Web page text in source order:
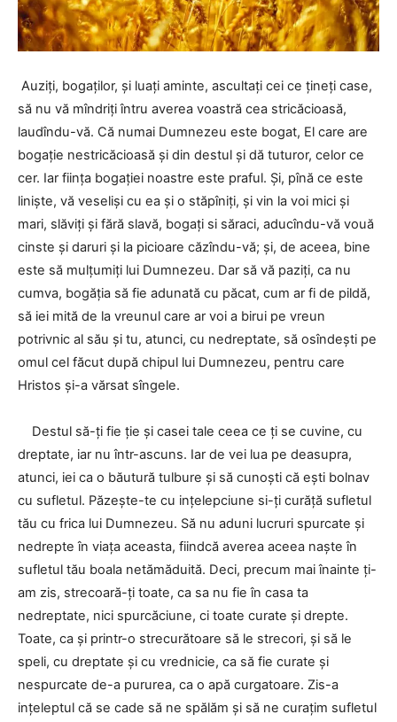
Auziți, bogaților, și luați aminte, ascultați cei ce țineți case,
să nu vă mîndriți întru averea voastră cea stricăcioasă,
laudîndu-vă. Că numai Dumnezeu este bogat, El care are
bogație nestricăcioasă și din destul și dă tuturor, celor ce
cer. Iar ființa bogației noastre este praful. Și, pînă ce este
liniște, vă veseliși cu ea și o stăpîniți, și vin la voi mici și
mari, slăviți și fără slavă, bogați si săraci, aducîndu-vă vouă
cinste și daruri și la picioare căzîndu-vă; și, de aceea, bine
este să mulțumiți lui Dumnezeu. Dar să vă paziți, ca nu
cumva, bogăția să fie adunată cu păcat, cum ar fi de pildă,
să iei mită de la vreunul care ar voi a birui pe vreun
potrivnic al său și tu, atunci, cu nedreptate, să osîndești pe
omul cel făcut după chipul lui Dumnezeu, pentru care
Hristos și-a vărsat sîngele.
Destul să-ți fie ție și casei tale ceea ce ți se cuvine, cu
dreptate, iar nu într-ascuns. Iar de vei lua pe deasupra,
atunci, iei ca o băutură tulbure și să cunoști că ești bolnav
cu sufletul. Păzește-te cu ințelepciune si-ți curăță sufletul
tău cu frica lui Dumnezeu. Să nu aduni lucruri spurcate și
nedrepte în viața aceasta, fiindcă averea aceea naște în
sufletul tău boala netămăduită. Deci, precum mai înainte ți-
am zis, strecoară-ți toate, ca sa nu fie în casa ta
nedreptate, nici spurcăciune, ci toate curate și drepte.
Toate, ca și printr-o strecurătoare să le strecori, și să le
speli, cu dreptate și cu vrednicie, ca să fie curate și
nespurcate de-a pururea, ca o apă curgatoare. Zis-a
ințeleptul că se cade să ne spălăm și să ne curațim sufletul